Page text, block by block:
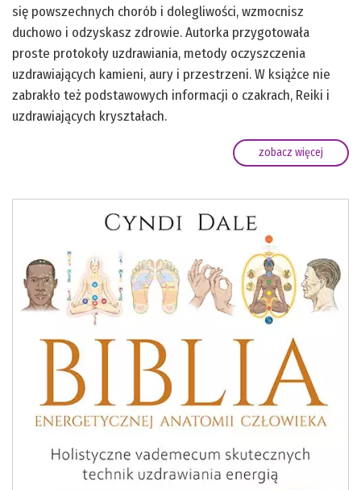
się powszechnych chorób i dolegliwości, wzmocnisz
duchowo i odzyskasz zdrowie. Autorka przygotowała
proste protokoły uzdrawiania, metody oczyszczenia
uzdrawiających kamieni, aury i przestrzeni. W książce nie
zabrakło też podstawowych informacji o czakrach, Reiki i
uzdrawiających kryształach.
zobacz więcej